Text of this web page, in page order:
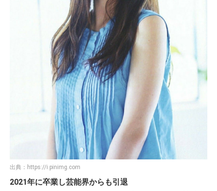
出典： https://i.pinimg.com
2021年に卒業し芸能界からも引退